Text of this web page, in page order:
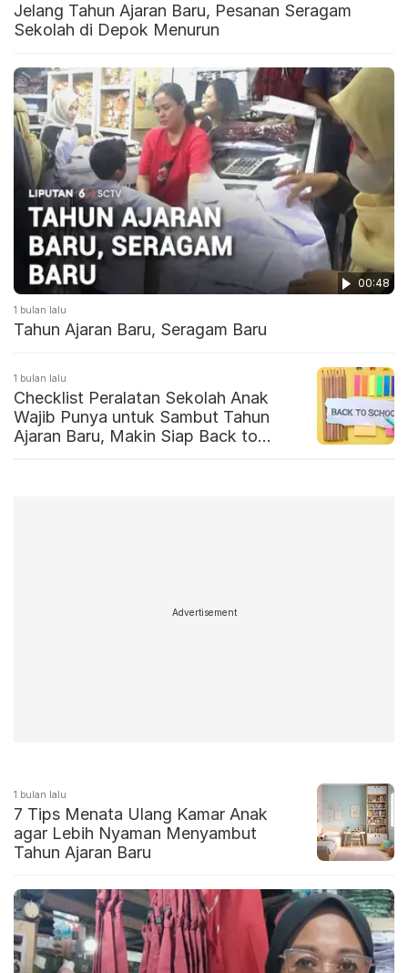
Jelang Tahun Ajaran Baru, Pesanan Seragam
Sekolah di Depok Menurun
00:48
1 bulan lalu
Tahun Ajaran Baru, Seragam Baru
1 bulan lalu
Checklist Peralatan Sekolah Anak
Wajib Punya untuk Sambut Tahun
Ajaran Baru, Makin Siap Back to
Advertisement
1 bulan lalu
7 Tips Menata Ulang Kamar Anak
agar Lebih Nyaman Menyambut
Tahun Ajaran Baru